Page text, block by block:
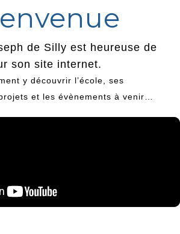
de Silly est heureuse de
son site internet.
y découvrir l’école, ses
et les évènements à venir…